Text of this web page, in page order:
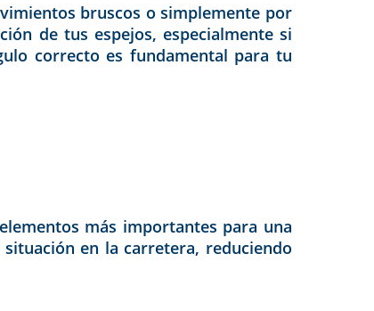
bruscos o simplemente por
de tus espejos, especialmente si
correcto es fundamental para tu
más importantes para una
en la carretera, reduciendo